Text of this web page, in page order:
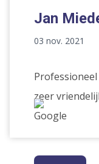
Jan
03 nov. 2021
zeer